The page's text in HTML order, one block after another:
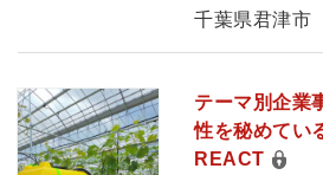
千葉県君津
テーマ別企業
性を秘めてい
REACT